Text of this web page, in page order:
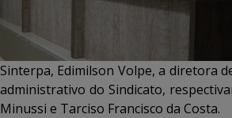
Sinterpa, Edimilson Volpe, a diretora
administrativo do Sindicato,
Minussi e Tarciso Francisco da Costa.